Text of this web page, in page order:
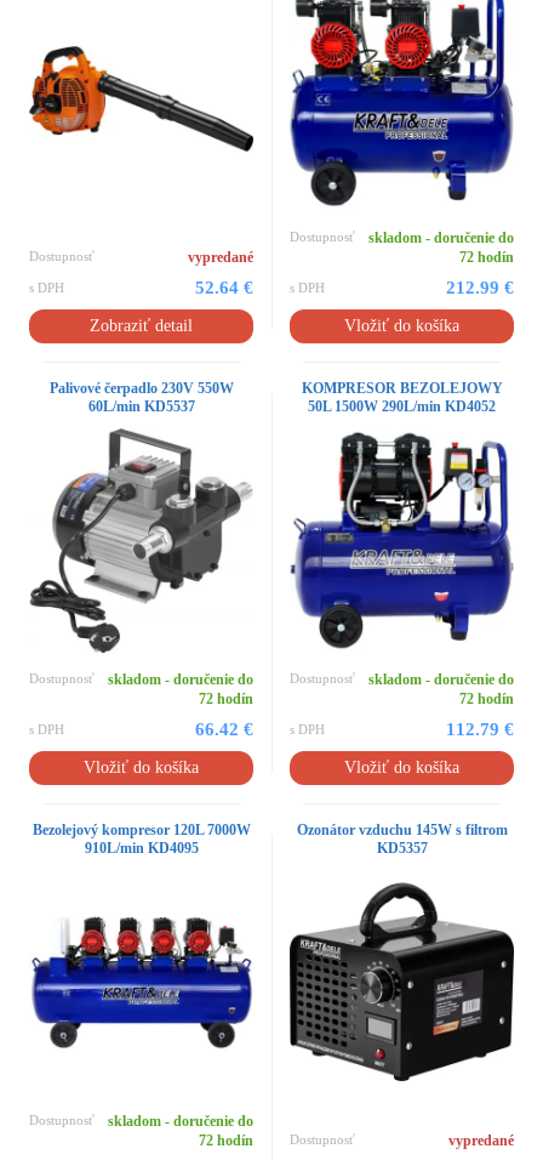
Dostupnosť vypredané
s DPH 52.64 €
Zobraziť detail
Dostupnosť
skladom - doručenie do
72 hodín
s DPH 212.99 €
Vložiť do košíka
Palivové čerpadlo 230V 550W
60L/min KD5537
Dostupnosť
skladom - doručenie do
72 hodín
s DPH 66.42 €
Vložiť do košíka
KOMPRESOR BEZOLEJOWY
50L 1500W 290L/min KD4052
Dostupnosť
skladom - doručenie do
72 hodín
s DPH 112.79 €
Vložiť do košíka
Bezolejový kompresor 120L 7000W
910L/min KD4095
Dostupnosť
skladom - doručenie do
72 hodín
Ozonátor vzduchu 145W s filtrom
KD5357
Dostupnosť vypredané